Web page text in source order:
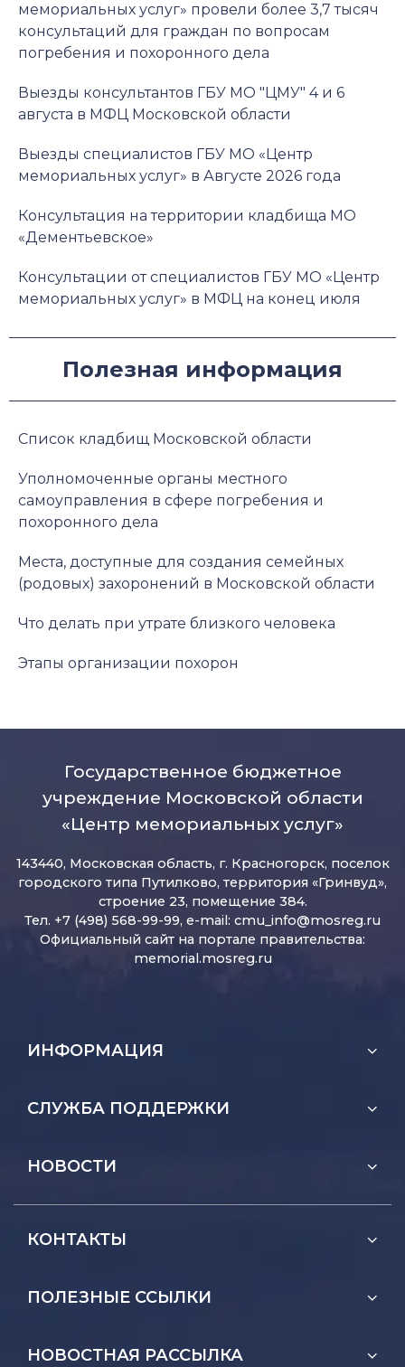
мемориальных услуг» провели более 3,7 тысяч
консультаций для граждан по вопросам
погребения и похоронного дела
Выезды консультантов ГБУ МО "ЦМУ" 4 и 6
августа в МФЦ Московской области
Выезды специалистов ГБУ МО «Центр
мемориальных услуг» в Августе 2026 года
Консультация на территории кладбища МО
«Дементьевское»
Консультации от специалистов ГБУ МО «Центр
мемориальных услуг» в МФЦ на конец июля
Полезная информация
Список кладбищ Московской области
Уполномоченные органы местного
самоуправления в сфере погребения и
похоронного дела
Места, доступные для создания семейных
(родовых) захоронений в Московской области
Что делать при утрате близкого человека
Этапы организации похорон
Государственное бюджетное
учреждение Московской области
«Центр мемориальных услуг»
143440, Московская область, г. Красногорск, поселок
городского типа Путилково, территория «Гринвуд»,
строение 23, помещение 384.
Тел. +7 (498) 568-99-99, e-mail: cmu_info@mosreg.ru
Официальный сайт на портале правительства:
memorial.mosreg.ru
ИНФОРМАЦИЯ
СЛУЖБА ПОДДЕРЖКИ
НОВОСТИ
КОНТАКТЫ
ПОЛЕЗНЫЕ ССЫЛКИ
НОВОСТНАЯ РАССЫЛКА